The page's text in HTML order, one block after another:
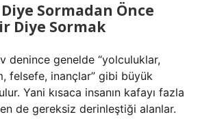
Sormadan Önce
Diye Sormak
denince genelde “yolculuklar,
felsefe, inançlar” gibi büyük
Yani kısaca insanın kafayı fazla
de gereksiz derinleştiği alanlar.